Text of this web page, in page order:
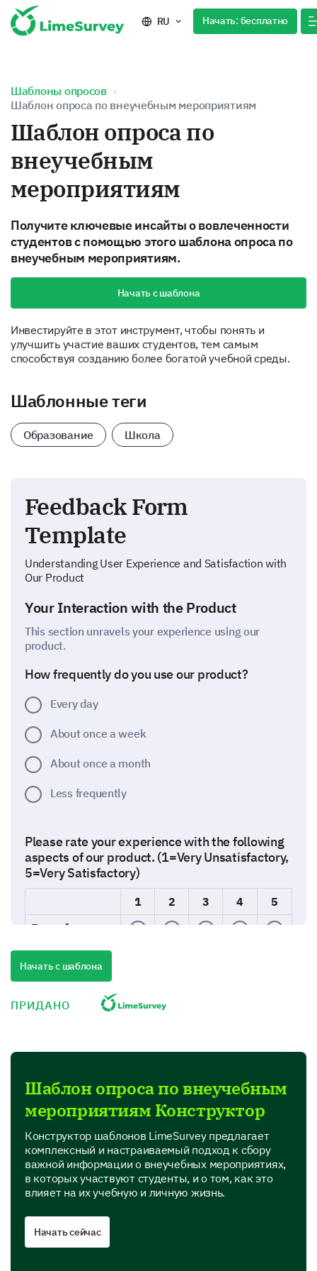
RU Начать: бесплатно
Шаблоны опросов
Шаблон опроса по внеучебным мероприятиям
Шаблон опроса по
внеучебным
мероприятиям
Получите ключевые инсайты о вовлеченности
студентов с помощью этого шаблона опроса по
внеучебным мероприятиям.
Начать с шаблона
Инвестируйте в этот инструмент, чтобы понять и
улучшить участие ваших студентов, тем самым
способствуя созданию более богатой учебной среды.
Шаблонные теги
Образование Школа
Feedback Form
Template
Understanding User Experience and Satisfaction with
Our Product
Your Interaction with the Product
This section unravels your experience using our
product.
How frequently do you use our product?
Every day
About once a week
About once a month
Less frequently
Please rate your experience with the following
aspects of our product. (1=Very Unsatisfactory,
5=Very Satisfactory)
1 2 3 4
5
Ease of use
Performance
Value for money
In this section, we are interested in your perspective
on specific features of our product.
Which features of our product do you find most
useful? (Select all that apply)
Feature A
Feature C
Начать с шаблона
ПРИДАНО
Шаблон опроса по внеучебным
мероприятиям Конструктор
Конструктор шаблонов LimeSurvey предлагает
комплексный и настраиваемый подход к сбору
важной информации о внеучебных мероприятиях,
в которых участвуют студенты, и о том, как это
влияет на их учебную и личную жизнь.
Начать сейчас